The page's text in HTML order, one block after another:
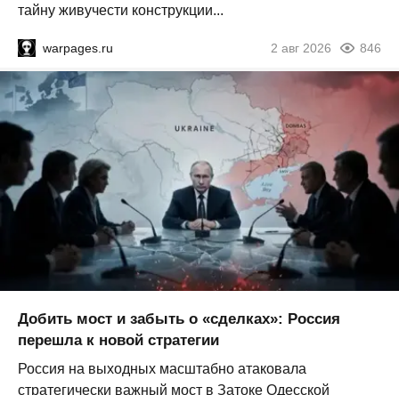
тайну живучести конструкции...
warpages.ru 2 авг 2026 846
Добить мост и забыть о «сделках»: Россия
перешла к новой стратегии
Россия на выходных масштабно атаковала
стратегически важный мост в Затоке Одесской